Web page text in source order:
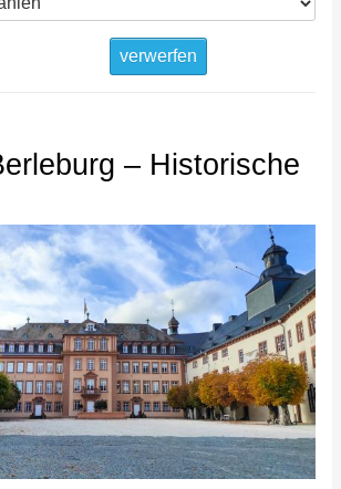
verwerfen
– Historische